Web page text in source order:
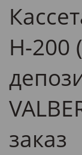
Н-200
заказ